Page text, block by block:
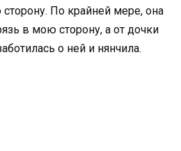
По крайней мере, она
в мою сторону, а от дочки
о ней и нянчила.